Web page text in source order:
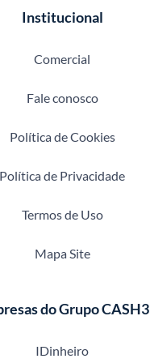
Institucional
Comercial
Fale conosco
Política de Cookies
Política de Privacidade
Termos de Uso
Mapa Site
do Grupo CASH3
IDinheiro